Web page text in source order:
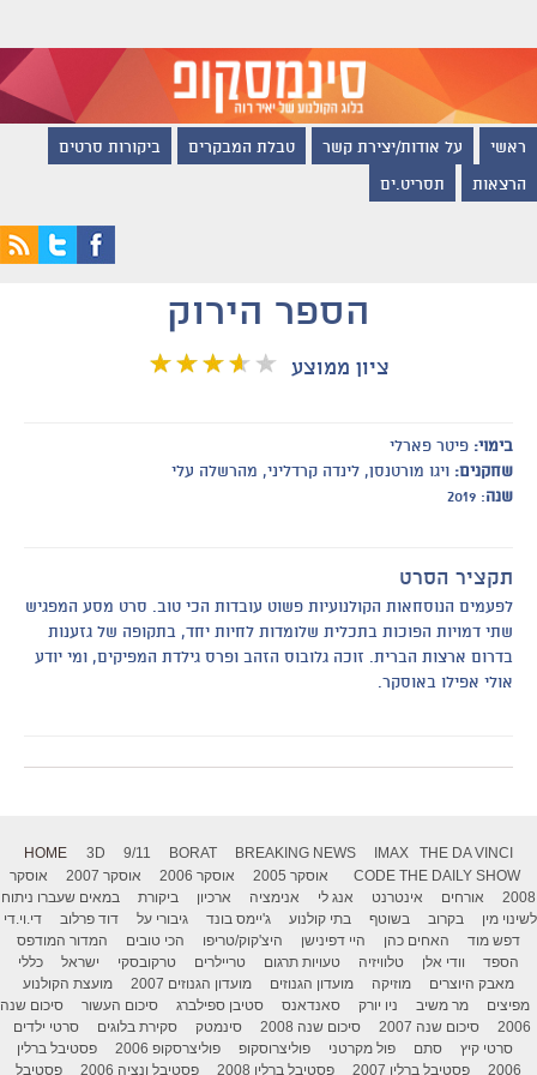
ראשי על אודות/יצירת קשר טבלת המבקרים ביקורות סרטים
הרצאות תסריט.ים
הספר הירוק
ציון ממוצע
בימוי: פיטר פארלי
שחקנים: ויגו מורטנסן, לינדה קרדליני, מהרשלה עלי
שנה: 2019
תקציר הסרט
לפעמים הנוסחאות הקולנועיות פשוט עובדות הכי טוב. סרט מסע המפגיש
שתי דמויות הפוכות בתכלית שלומדות לחיות יחד, בתקופה של גזענות
בדרום ארצות הברית. זוכה גלובוס הזהב ופרס גילדת המפיקים, ומי יודע
אולי אפילו באוסקר.
HOME 3D 9/11 BORAT BREAKING NEWS IMAX
THE DA VINCI
CODE THE DAILY SHOW אוסקר 2005 אוסקר 2006 אוסקר 2007
אוסקר
2008
אורחים אינטרנט אנג לי אנימציה ארכיון ביקורת
במאים שעברו ניתוח
לשינוי מין
בקרוב בשוטף בתי קולנוע ג'יימס בונד גיבורי על דוד פרלוב
די.וי.די
דפש מוד
האחים כהן היי דפינישן היצ'קוק/טריפו הכי טובים
המדור המודפס
הספד
וודי אלן טלוויזיה טעויות תרגום טריילרים טרקובסקי ישראל
כללי
מאבק היוצרים
מוזיקה מועדון הגנוזים מועדון הגנוזים 2007
מועצת הקולנוע
מפיצים
מר משיב ניו יורק סאנדאנס סטיבן ספילברג סיכום העשור
סיכום שנה
2006
סיכום שנה 2007 סיכום שנה 2008 סינמטק סקירת בלוגים
סרטי ילדים
סרטי קיץ
סתם פול מקרטני פוליצרוסקופ פוליצרסקופ 2006
פסטיבל ברלין
2006
פסטיבל ברלין 2007 פסטיבל ברלין 2008 פסטיבל ונציה 2006 פסטיבל